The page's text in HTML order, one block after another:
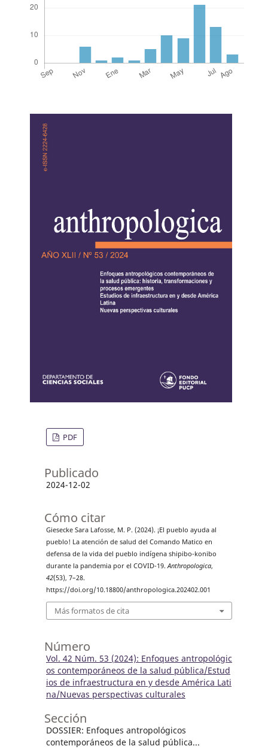
PDF
Publicado
2024-12-02
Cómo citar
Giesecke Sara Lafosse, M. P. (2024). ¡El pueblo ayuda al
pueblo! La atención de salud del Comando Matico en
defensa de la vida del pueblo indígena shipibo-konibo
durante la pandemia por el COVID-19. Anthropologica,
42(53), 7–28.
https://doi.org/10.18800/anthropologica.202402.001
Más formatos de cita
Número
Vol. 42 Núm. 53 (2024): Enfoques antropológic
os contemporáneos de la salud pública/Estud
ios de infraestructura en y desde América Lati
na/Nuevas perspectivas culturales
Sección
DOSSIER: Enfoques antropológicos
contemporáneos de la salud pública...